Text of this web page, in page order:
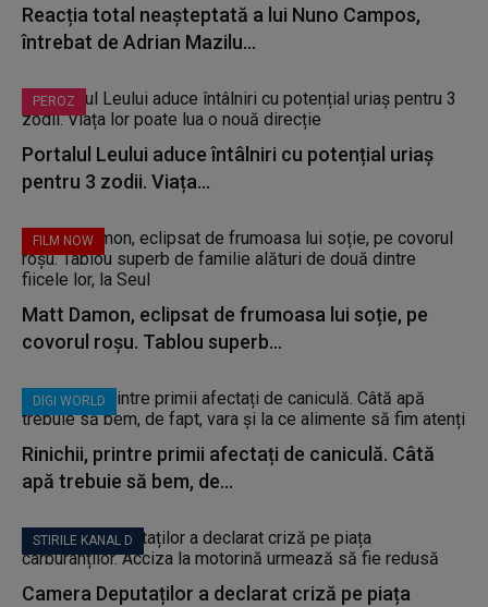
Reacția total neașteptată a lui Nuno Campos,
întrebat de Adrian Mazilu...
PEROZ
Portalul Leului aduce întâlniri cu potențial uriaș
pentru 3 zodii. Viața...
FILM NOW
Matt Damon, eclipsat de frumoasa lui soție, pe
covorul roșu. Tablou superb...
DIGI WORLD
Rinichii, printre primii afectați de caniculă. Câtă
apă trebuie să bem, de...
STIRILE KANAL D
Camera Deputaților a declarat criză pe piața